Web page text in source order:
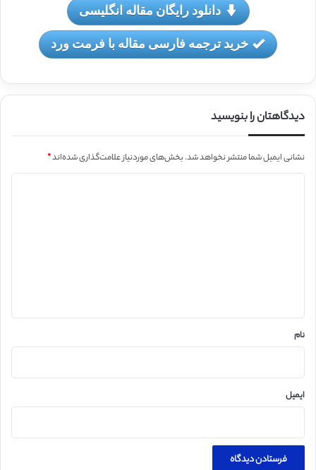
دانلود رایگان مقاله انگلیسی
خرید ترجمه فارسی مقاله با فرمت ورد
دیدگاهتان را بنویسید
نشانی ایمیل شما منتشر نخواهد شد.بخش‌های موردنیاز علامت‌گذاری شده‌اند*
نام
ایمیل